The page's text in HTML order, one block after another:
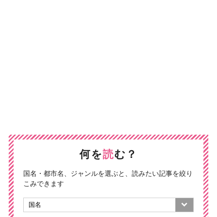
何を読む？
国名・都市名、ジャンルを選ぶと、読みたい記事を絞り
こみできます